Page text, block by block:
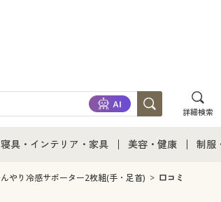
詳細検索
寝具・インテリア・家具
寝具・インテリア・家具通販すべて
美容・健康
美容・健康通販すべて
制服
やり冷感サポーター2枚組(手・足首) 口コミ